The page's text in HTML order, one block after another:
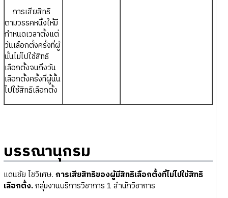
การเสียสิทธิ
ตามวรรคหนึ่งให้มี
กำหนดเวลาตั้งแต่
วันเลือกตั้งครั้งที่ผู้
นั้นไม่ไปใช้สิทธิ
เลือกตั้งจนถึงวัน
เลือกตั้งครั้งที่ผู้นั้น
ไปใช้สิทธิเลือกตั้ง
บรรณานุกรม
แดนชัย ไชวิเศษ. การเสียสิทธิของผู้มีสิทธิเลือกตั้งที่ไม่ไปใช้สิทธิ
เลือกตั้ง.กลุ่มงานบริการวิชาการ 1 สำนักวิชาการ